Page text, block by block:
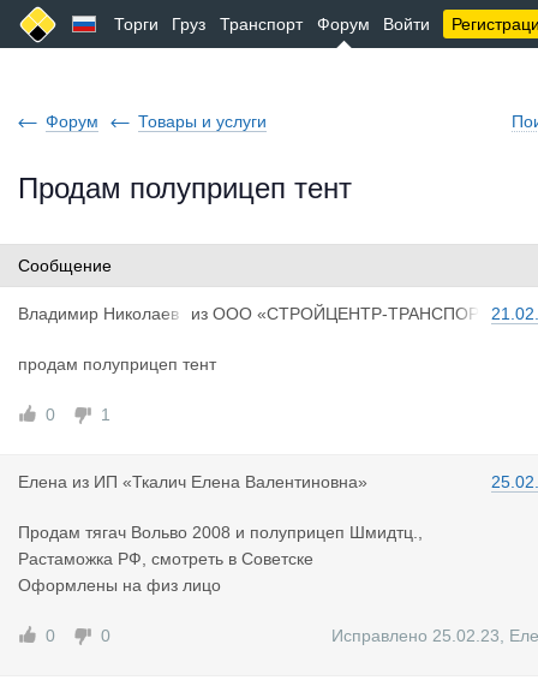
Торги Груз Транспорт Форум Войти
Форум Товары и услуги
Продам полуприцеп тент
Сообщение
Владимир Николаев
из ООО «СТРОЙЦЕНТР-ТРАНСПОР
продам полуприцеп тент
0 1
Елена из ИП «Ткалич Елена Валентиновна»
Продам тягач Вольво 2008 и полуприцеп Шмидтц.,
Растаможка РФ, смотреть в Советске
Оформлены на физ лицо
0 0 Исправлено 25.02.23